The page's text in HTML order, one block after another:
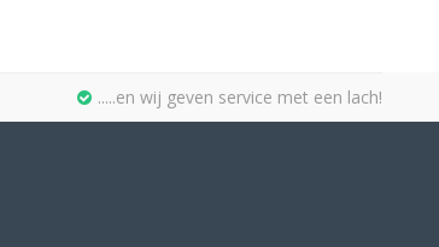
.....en wij geven service met een lach!